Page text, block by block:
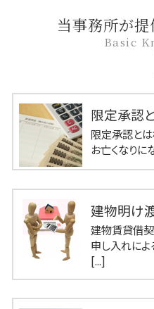
当事務所が
Basic
限定承認
限定承認と
お亡くなり
建物明け
建物賃貸借
申し入れによ
[...]